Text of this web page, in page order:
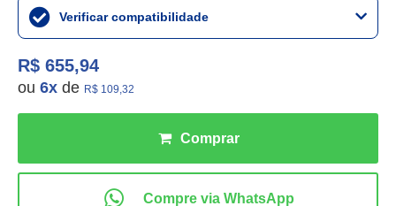
Verificar compatibilidade
R$ 655,94
ou 6x de R$ 109,32